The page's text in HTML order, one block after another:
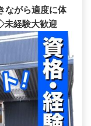
ながら適度に体
未経験大歓迎